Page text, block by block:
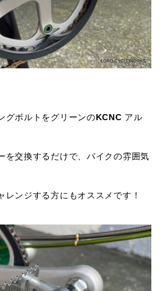
グボルトをグリーンのKCNC アル
を交換するだけで、バイクの雰囲気
レンジする方にもオススメです！